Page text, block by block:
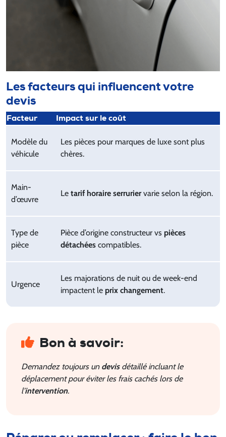
Les facteurs qui influencent votre
devis
Facteur Impact sur le coût
Modèle du
véhicule
Les pièces pour marques de luxe sont plus
chères.
Main-
d’œuvre
Le tarif horaire serruriervarie selon la région.
Type de
pièce
Pièce d’origine constructeur vs pièces
détachées compatibles.
Urgence
Les majorations de nuit ou de week-end
impactent le prix changement.
Bon à savoir:
Demandez toujours un devisdétaillé incluant le
déplacement pour éviter les frais cachés lors de
l’intervention.